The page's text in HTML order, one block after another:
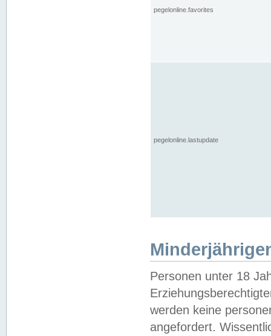
pegelonline.favorites
pegelonline.lastupdate
Personen unter 18
werden keine
angefordert.